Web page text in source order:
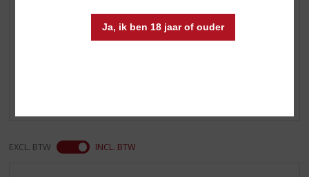
Ja, ik ben 18 jaar of ouder
Reviews
EXCL. BTW INCL. BTW